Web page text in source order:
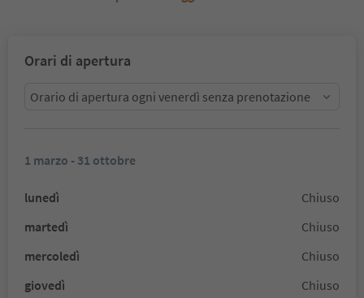
Orari di apertura
Orario di apertura ogni venerdì senza prenotazione
1 marzo - 31 ottobre
lunedì
Chiuso
martedì
Chiuso
mercoledì
Chiuso
giovedì
Chiuso